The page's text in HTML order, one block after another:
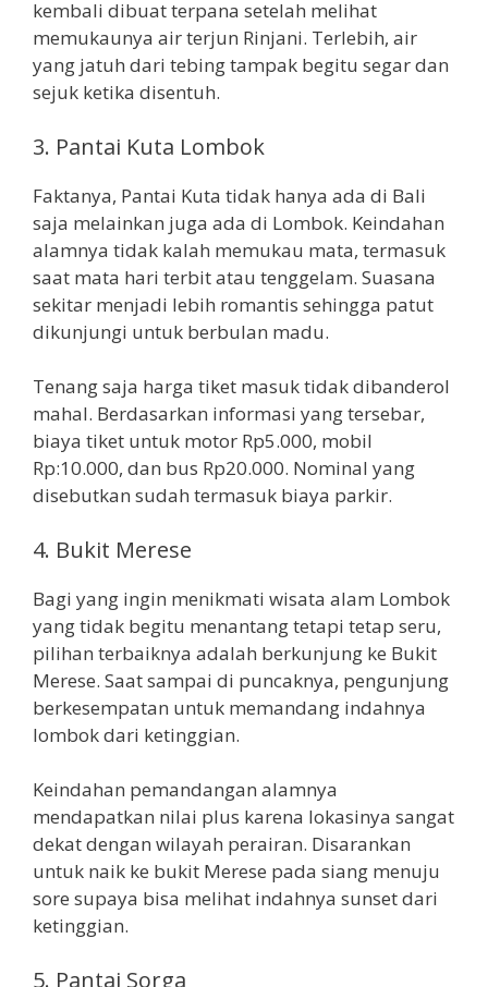
kembali dibuat terpana setelah melihat
memukaunya air terjun Rinjani. Terlebih, air
yang jatuh dari tebing tampak begitu segar dan
sejuk ketika disentuh.
3. Pantai Kuta Lombok
Faktanya, Pantai Kuta tidak hanya ada di Bali
saja melainkan juga ada di Lombok. Keindahan
alamnya tidak kalah memukau mata, termasuk
saat mata hari terbit atau tenggelam. Suasana
sekitar menjadi lebih romantis sehingga patut
dikunjungi untuk berbulan madu.
Tenang saja harga tiket masuk tidak dibanderol
mahal. Berdasarkan informasi yang tersebar,
biaya tiket untuk motor Rp5.000, mobil
Rp:10.000, dan bus Rp20.000. Nominal yang
disebutkan sudah termasuk biaya parkir.
4. Bukit Merese
Bagi yang ingin menikmati wisata alam Lombok
yang tidak begitu menantang tetapi tetap seru,
pilihan terbaiknya adalah berkunjung ke Bukit
Merese. Saat sampai di puncaknya, pengunjung
berkesempatan untuk memandang indahnya
lombok dari ketinggian.
Keindahan pemandangan alamnya
mendapatkan nilai plus karena lokasinya sangat
dekat dengan wilayah perairan. Disarankan
untuk naik ke bukit Merese pada siang menuju
sore supaya bisa melihat indahnya sunset dari
ketinggian.
5. Pantai Sorga